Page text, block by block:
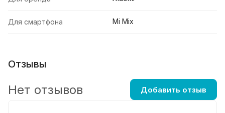
Для смартфона Mi Mix
Отзывы
Нет отзывов Добавить отзыв